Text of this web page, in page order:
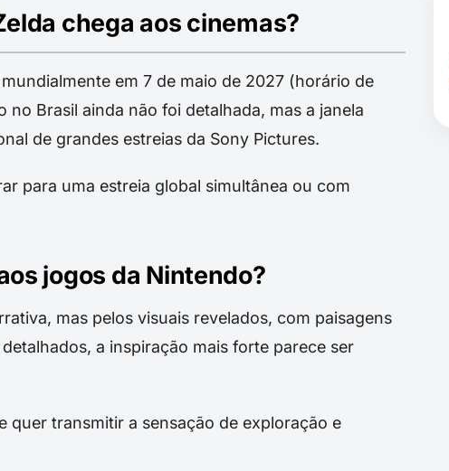
chega aos cinemas?
em 7 de maio de 2027 (horário de
Brasil ainda não foi detalhada, mas a janela
de grandes estreias da Sony Pictures.
para uma estreia global simultânea ou com
jogos da Nintendo?
mas pelos visuais revelados, com paisagens
a inspiração mais forte parece ser
quer transmitir a sensação de exploração e